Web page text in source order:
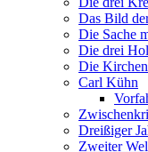
Das Bild
Die Sache
Die drei
Die
Carl Kühn
Dreißiger
Zweiter